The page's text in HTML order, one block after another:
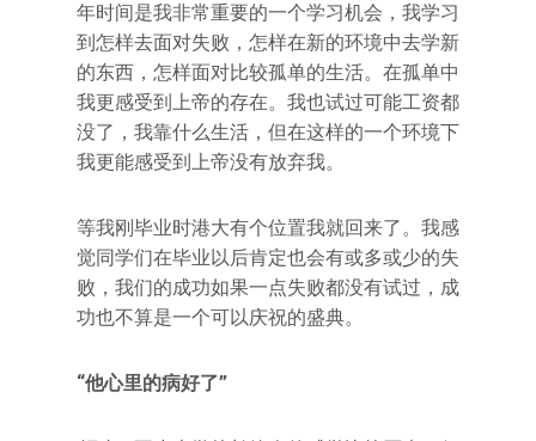
年时间是我非常重要的一个学习机会，我学习
到怎样去面对失败，怎样在新的环境中去学新
的东西，怎样面对比较孤单的生活。在孤单中
我更感受到上帝的存在。我也试过可能工资都
没了，我靠什么生活，但在这样的一个环境下
我更能感受到上帝没有放弃我。
等我刚毕业时港大有个位置我就回来了。我感
觉同学们在毕业以后肯定也会有或多或少的失
败，我们的成功如果一点失败都没有试过，成
功也不算是一个可以庆祝的盛典。
“他心里的病好了”